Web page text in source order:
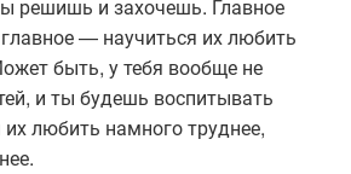
решишь и захочешь. Главное
— научиться их любить
быть, у тебя вообще не
и ты будешь воспитывать
любить намного труднее,